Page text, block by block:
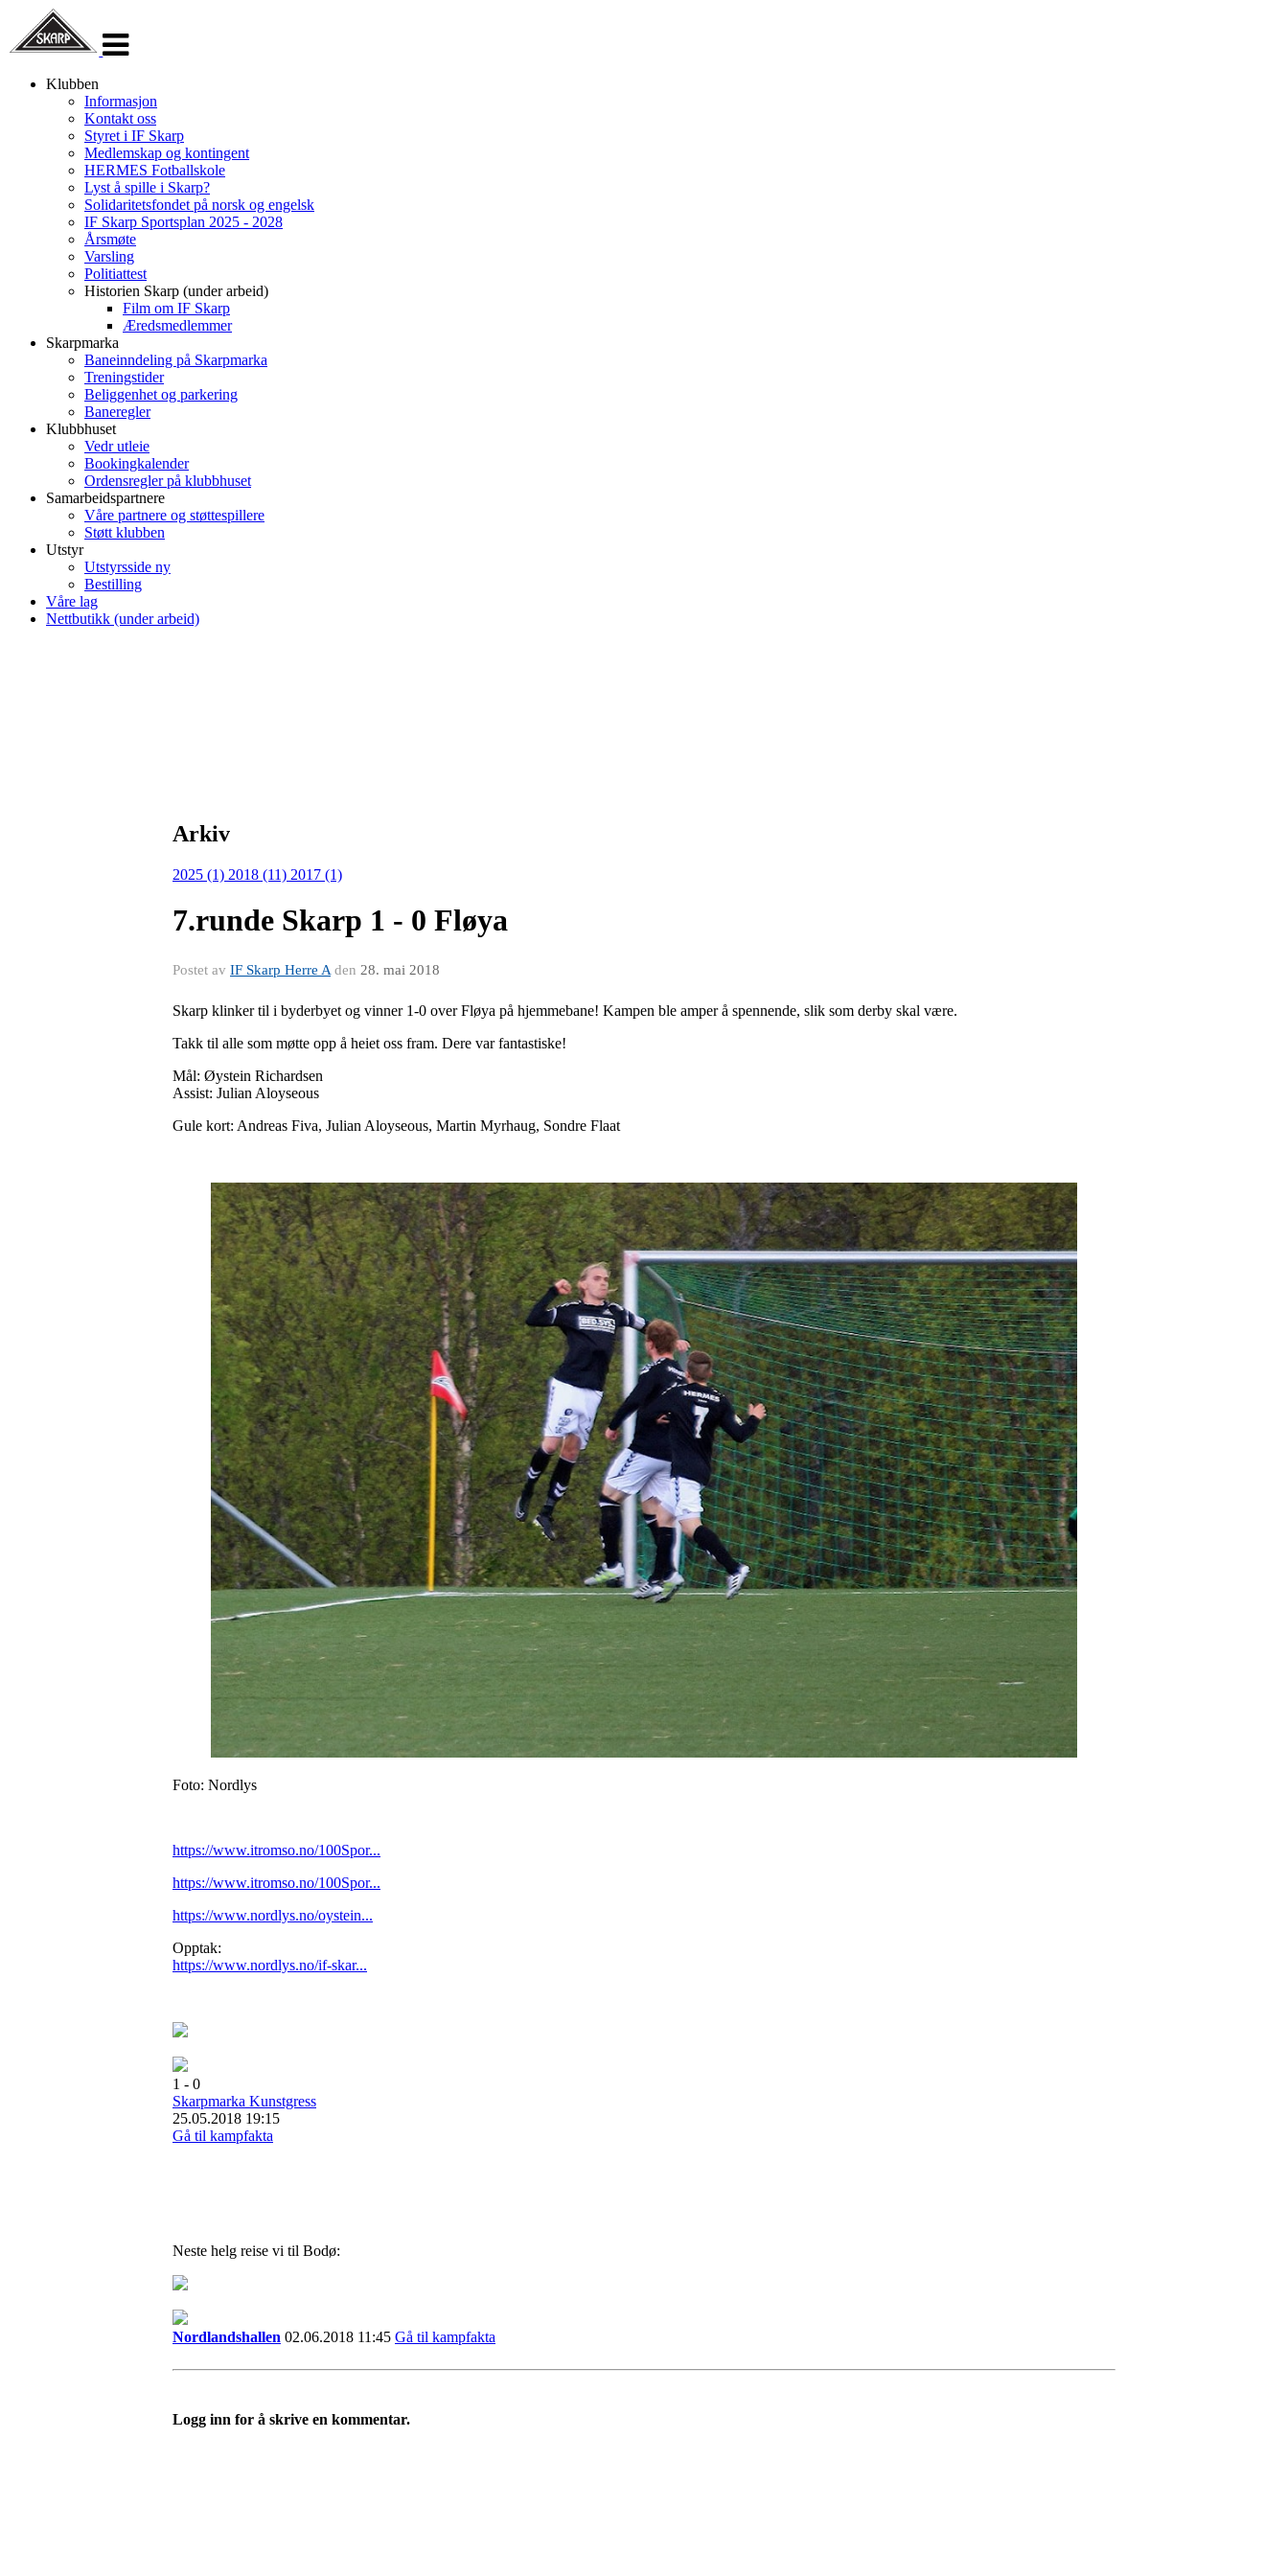
navigasjon
Klubben
Informasjon
Kontakt oss
Styret i IF Skarp
Medlemskap og kontingent
HERMES Fotballskole
Lyst å spille i Skarp?
Solidaritetsfondet på norsk og engelsk
IF Skarp Sportsplan 2025 - 2028
Årsmøte
Varsling
Politiattest
Historien Skarp (under arbeid)
Film om IF Skarp
Æredsmedlemmer
Skarpmarka
Baneinndeling på Skarpmarka
Treningstider
Beliggenhet og parkering
Baneregler
Klubbhuset
Vedr utleie
Bookingkalender
Ordensregler på klubbhuset
Samarbeidspartnere
Våre partnere og støttespillere
Støtt klubben
Utstyr
Utstyrsside ny
Bestilling
Våre lag
Nettbutikk (under arbeid)
Arkiv
2025 (1) 2018 (11) 2017 (1)
7.runde Skarp 1 - 0 Fløya
Postet av IF Skarp Herre A den 28. mai 2018
Skarp klinker til i byderbyet og vinner 1-0 over Fløya på hjemmebane! Kampen ble amper å spennende, slik som derby skal være.
Takk til alle som møtte opp å heiet oss fram. Dere var fantastiske!
Mål: Øystein Richardsen
Assist: Julian Aloyseous
Gule kort: Andreas Fiva, Julian Aloyseous, Martin Myrhaug, Sondre Flaat
Foto: Nordlys
https://www.itromso.no/100Spor...
https://www.itromso.no/100Spor...
https://www.nordlys.no/oystein...
Opptak:
https://www.nordlys.no/if-skar...
1 - 0
Skarpmarka Kunstgress
25.05.2018 19:15
Gå til kampfakta
Neste helg reise vi til Bodø:
Nordlandshallen 02.06.2018 11:45 Gå til kampfakta
Logg inn for å skrive en kommentar.